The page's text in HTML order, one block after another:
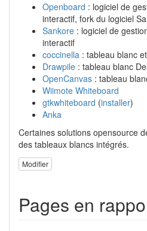
Openboard : logiciel de
interactif, fork du logiciel
Sankore : logiciel de
interactif
coccinella : tableau blanc
Drawpile : tableau blanc
OpenCanvas : tableau
Wiimote Whiteboard
gtkwhiteboard (installer)
Anka
Certaines solutions opensource
des tableaux blancs intégrés.
Modifier
Pages en